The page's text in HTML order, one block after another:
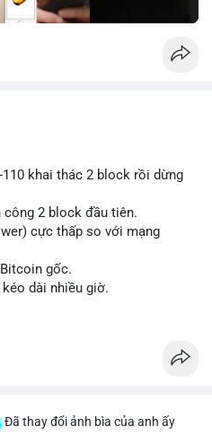
khai thác 2 block rồi dừng
công 2 block đầu tiên.
cực thấp so với mạng
gốc.
dài nhiều giờ.
Đã thay đổi ảnh bìa của anh ấy